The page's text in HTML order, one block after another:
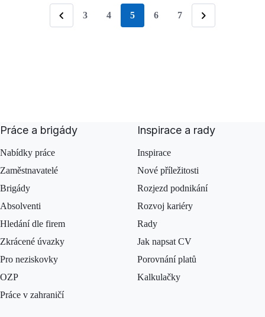
Předchozí
3 4 stránka
5 6 7
Následující
Práce a brigády
Nabídky práce
Zaměstnavatelé
Brigády
Absolventi
Hledání dle firem
Zkrácené úvazky
Pro neziskovky
OZP
Práce v zahraničí
Inspirace a rady
Inspirace
Nové příležitosti
Rozjezd podnikání
Rozvoj kariéry
Rady
Jak napsat CV
Porovnání platů
Kalkulačky